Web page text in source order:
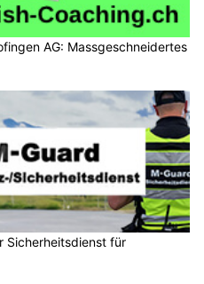
AG: Massgeschneidertes
Sicherheitsdienst für